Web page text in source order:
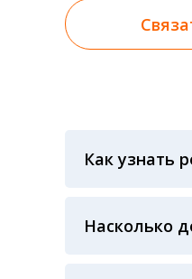
Как узнать
анализов при
Насколько
Гарантия